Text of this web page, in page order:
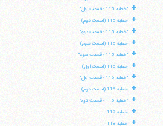
+ "خطبه 115 - قسمت اول"
+ خطبه 115 (قسمت دوم)
+ "خطبه 115 - قسمت دوم"
+ خطبه 115 (قسمت سوم)
+ "خطبه 115 - قسمت سوم"
+ خطبه 116 (قسمت اول)
+ "خطبه 116 - قسمت اول"
+ خطبه 116 (قسمت دوم)
+ "خطبه 116 - قسمت دوم"
+ خطبه 117
+ خطبه 118